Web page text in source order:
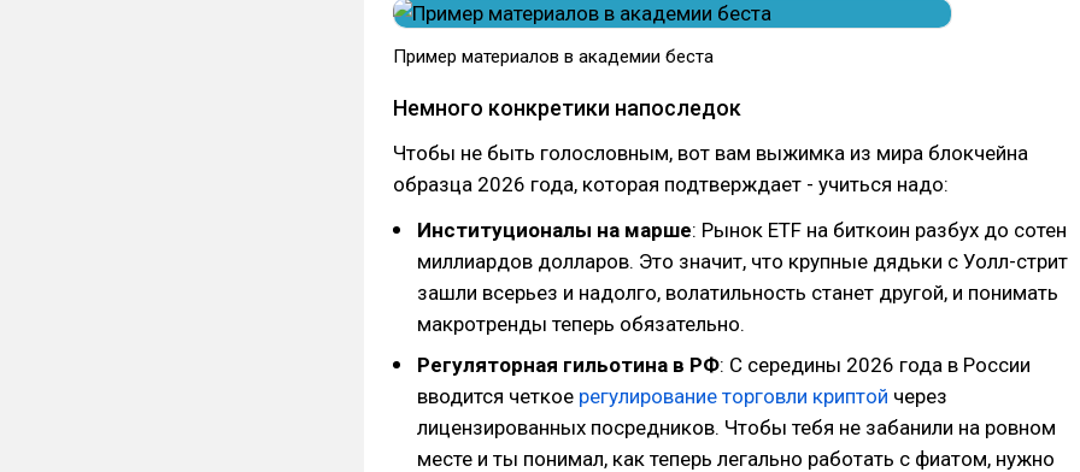
Пример материалов в академии беста
Немного конкретики напоследок
Чтобы не быть голословным, вот вам выжимка из мира блокчейна
образца 2026 года, которая подтверждает - учиться надо:
Институционалы на марше: Рынок ETF на биткоин разбух до сотен
миллиардов долларов. Это значит, что крупные дядьки с Уолл-стрит
зашли всерьез и надолго, волатильность станет другой, и понимать
макротренды теперь обязательно.
Регуляторная гильотина в РФ: С середины 2026 года в России
вводится четкое регулирование торговли криптой через
лицензированных посредников. Чтобы тебя не забанили на ровном
месте и ты понимал, как теперь легально работать с фиатом, нужно